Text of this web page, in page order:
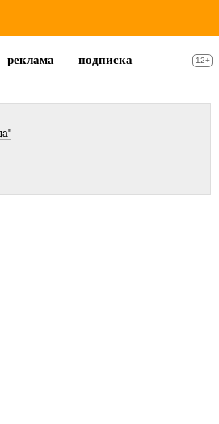
реклама
подписка
12+